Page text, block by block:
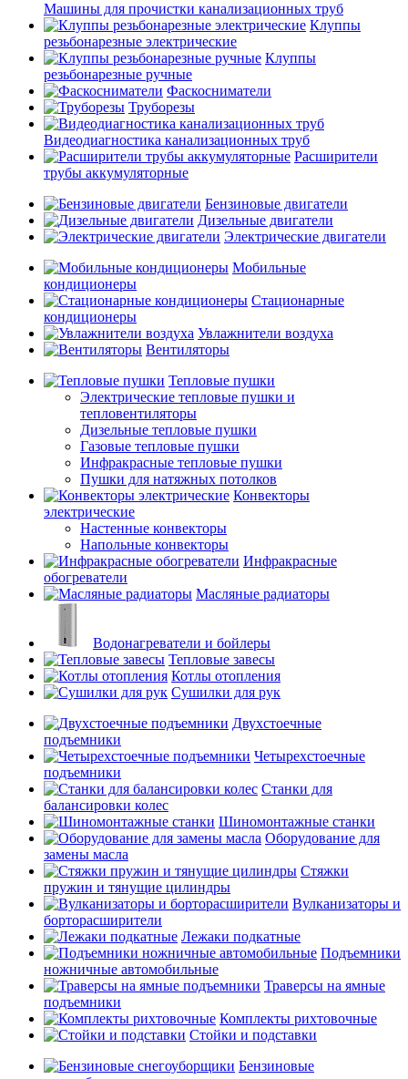
Машины для прочистки канализационных труб
Клуппы
резьбонарезные электрические
Клуппы
резьбонарезные ручные
Фаскосниматели
Труборезы
Видеодиагностика канализационных труб
Расширители
трубы аккумуляторные
Бензиновые двигатели
Дизельные двигатели
Электрические двигатели
Мобильные
кондиционеры
Стационарные
кондиционеры
Увлажнители воздуха
Вентиляторы
Тепловые пушки
Электрические тепловые пушки и
тепловентиляторы
Дизельные тепловые пушки
Газовые тепловые пушки
Инфракрасные тепловые пушки
Пушки для натяжных потолков
Конвекторы
электрические
Настенные конвекторы
Напольные конвекторы
Инфракрасные
обогреватели
Масляные радиаторы
Водонагреватели и бойлеры
Тепловые завесы
Котлы отопления
Сушилки для рук
Двухстоечные
подъемники
Четырехстоечные
подъемники
Станки для
балансировки колес
Шиномонтажные станки
Оборудование для
замены масла
Стяжки
пружин и тянущие цилиндры
Вулканизаторы и
борторасширители
Лежаки подкатные
Подъемники
ножничные автомобильные
Траверсы на ямные
подъемники
Комплекты рихтовочные
Стойки и подставки
Бензиновые